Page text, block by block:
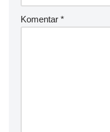
Komentar *